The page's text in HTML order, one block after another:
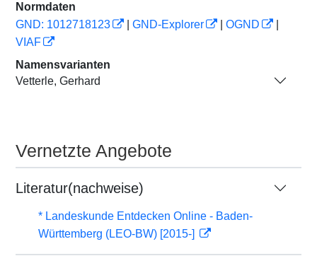
Normdaten
GND: 1012718123
GND-Explorer OGND
VIAF
Namensvarianten
Vetterle, Gerhard
Vernetzte Angebote
Literatur(nachweise)
* Landeskunde Entdecken Online - Baden-
Württemberg (LEO-BW) [2015-]